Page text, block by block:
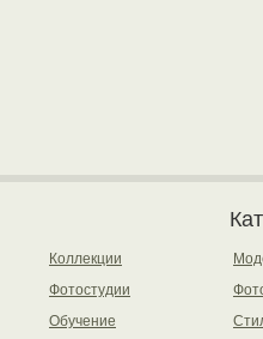
Коллекции
Фотостудии
Обучение